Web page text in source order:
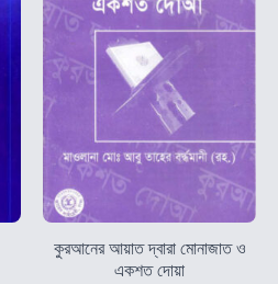
কুরআনের আয়াত দ্বারা মোনাজাত ও
একশত দোয়া